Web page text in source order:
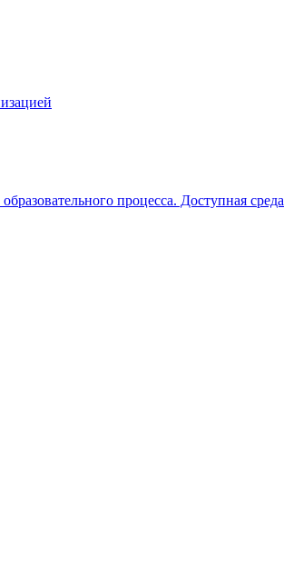
процесса. Доступная среда